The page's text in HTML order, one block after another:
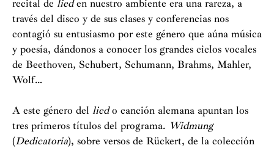
recital de lieden nuestro ambiente era una rareza, a
través del disco y de sus clases y conferencias nos
contagió su entusiasmo por este género que aúna música
y poesía, dándonos a conocer los grandes ciclos vocales
de Beethoven, Schubert, Schumann, Brahms, Mahler,
Wolf…
A este género del liedo canción alemana apuntan los
tres primeros títulos del programa. Widmung
(Dedicatoria), sobre versos de Rückert, de la colección